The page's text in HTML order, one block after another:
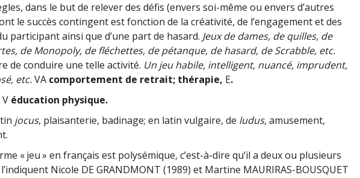
dans le but de relever des défis (envers soi-même ou envers d’autres
le succès contingent est fonction de la créativité, de l’engagement et des
participant ainsi que d’une part de hasard. Jeux de dames, de quilles, de
de Monopoly, de fléchettes, de pétanque, de hasard, de Scrabble, etc.
de conduire une telle activité. Un jeu habile, intelligent, nuancé, imprudent,
etc.VA comportement de retrait; thérapie, E.
V éducation physique.
jocus, plaisanterie, badinage; en latin vulgaire, de ludus, amusement,
« jeu » en français est polysémique, c’est-à-dire qu’il a deux ou plusieurs
Nicole DE GRANDMONT (1989) et Martine MAURIRAS-BOUSQUET